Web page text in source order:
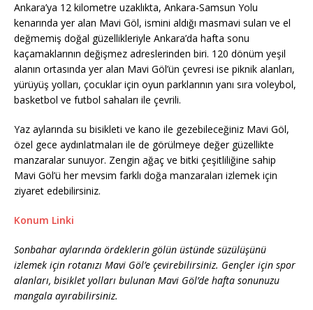
Ankara’ya 12 kilometre uzaklıkta, Ankara-Samsun Yolu
kenarında yer alan Mavi Göl, ismini aldığı masmavi suları ve el
değmemiş doğal güzellikleriyle Ankara’da hafta sonu
kaçamaklarının değişmez adreslerinden biri. 120 dönüm yeşil
alanın ortasında yer alan Mavi Göl’ün çevresi ise piknik alanları,
yürüyüş yolları, çocuklar için oyun parklarının yanı sıra voleybol,
basketbol ve futbol sahaları ile çevrili.
Yaz aylarında su bisikleti ve kano ile gezebileceğiniz Mavi Göl,
özel gece aydınlatmaları ile de görülmeye değer güzellikte
manzaralar sunuyor. Zengin ağaç ve bitki çeşitliliğine sahip
Mavi Göl’ü her mevsim farklı doğa manzaraları izlemek için
ziyaret edebilirsiniz.
Konum Linki
Sonbahar aylarında ördeklerin gölün üstünde süzülüşünü
izlemek için rotanızı Mavi Göl’e çevirebilirsiniz. Gençler için spor
alanları, bisiklet yolları bulunan Mavi Göl’de hafta sonunuzu
mangala ayırabilirsiniz.